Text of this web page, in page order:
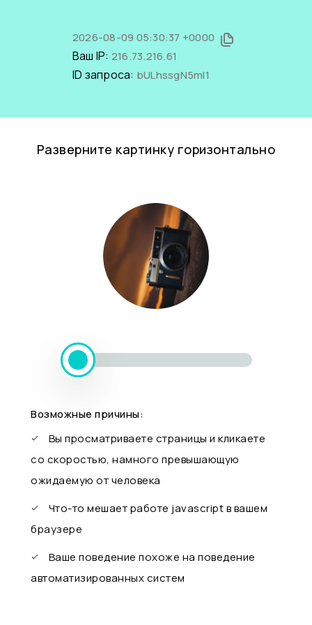
2026-08-09 05:30:37 +0000
Ваш IP: 216.73.216.61
ID запроса: bULhssgN5mI1
Разверните картинку горизонтально
Возможные причины:
Вы просматриваете страницы и кликаете
со скоростью, намного превышающую
ожидаемую от человека
Что-то мешает работе javascript в вашем
браузере
Ваше поведение похоже на поведение
автоматизированных систем